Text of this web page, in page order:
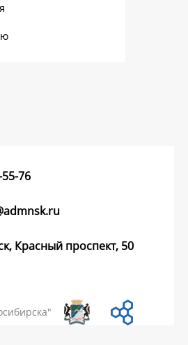
76
Красный проспект, 50